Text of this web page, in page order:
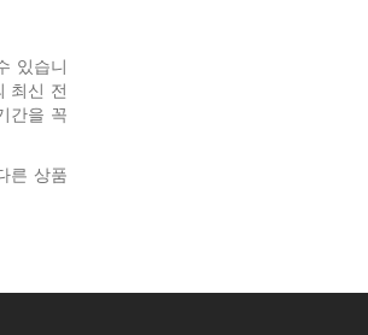
있습니
최신 전
간을 꼭
른 상품